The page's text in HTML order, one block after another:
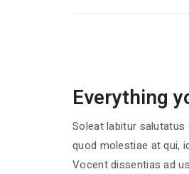
Everything
Soleat labitur
quod molestiae at qui,
Vocent dissentias ad